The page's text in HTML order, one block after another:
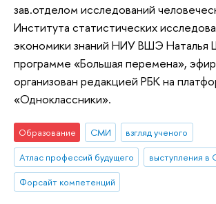
зав.отделом исследований
Института статистических
экономики знаний НИУ ВШЭ Наталья
программе «Большая перемена»,
организован редакцией РБК на
«Одноклассники».
Образование СМИ
взгляд ученого
Атлас профессий будущего
выступления
Форсайт компетенций